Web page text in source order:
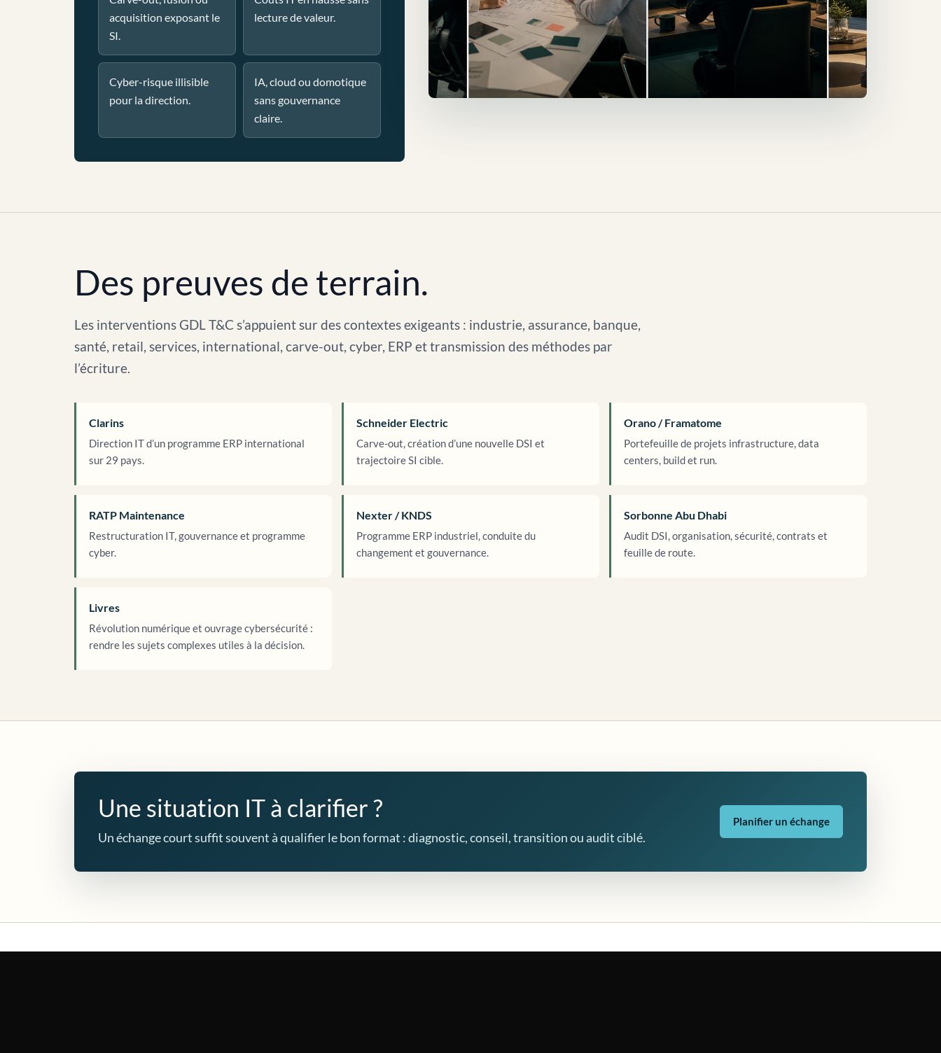
acquisition exposant le
SI.
lecture de valeur.
Cyber-risque illisible
pour la direction.
IA, cloud ou domotique
sans gouvernance
claire.
Des preuves de terrain.
Les interventions GDL T&C s’appuient sur des contextes exigeants : industrie, assurance, banque,
santé, retail, services, international, carve-out, cyber, ERP et transmission des méthodes par
l’écriture.
Clarins
Direction IT d’un programme ERP international
sur 29 pays.
Schneider Electric
Carve-out, création d’une nouvelle DSI et
trajectoire SI cible.
Orano / Framatome
Portefeuille de projets infrastructure, data
centers, build et run.
RATP Maintenance
Restructuration IT, gouvernance et programme
cyber.
Nexter / KNDS
Programme ERP industriel, conduite du
changement et gouvernance.
Sorbonne Abu Dhabi
Audit DSI, organisation, sécurité, contrats et
feuille de route.
Livres
Révolution numérique et ouvrage cybersécurité :
rendre les sujets complexes utiles à la décision.
Une situation IT à clarifier ?
Un échange court suffit souvent à qualifier le bon format : diagnostic, conseil, transition ou audit ciblé.
Planifier un échange